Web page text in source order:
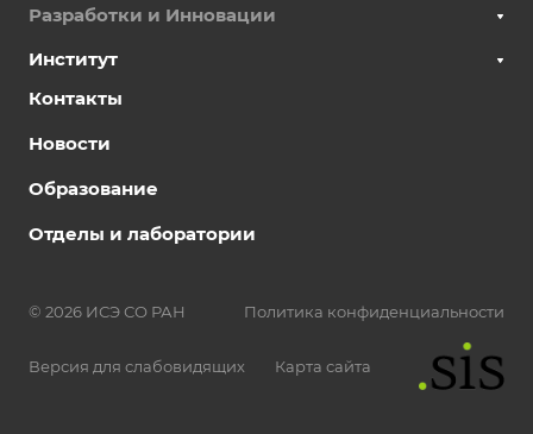
Разработки и Инновации
Институт
Контакты
Новости
Образование
Отделы и лаборатории
© 2026 ИСЭ СО РАН Политика конфиденциальности
Версия для слабовидящих Карта сайта